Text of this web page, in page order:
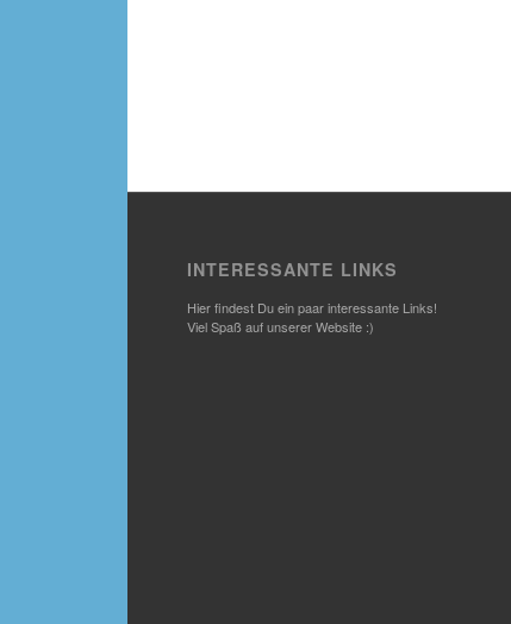
INTERESSANTE LINKS
Hier findest Du ein paar interessante Links!
Viel Spaß auf unserer Website :)